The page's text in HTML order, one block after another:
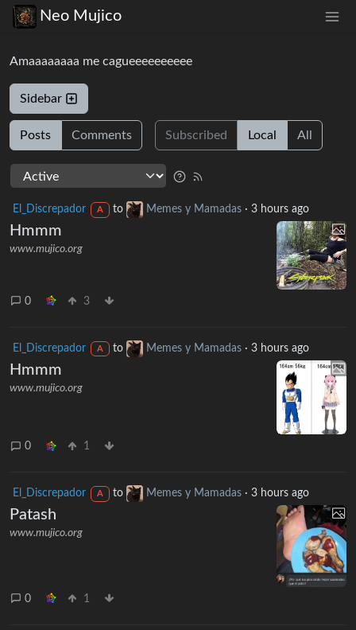
Neo Mujico
Amaaaaaaaa me cagueeeeeeeeee
Sidebar
Posts Comments Subscribed Local All
El_Discrepador A to Memes y Mamadas· 3 hours ago
Hmmm
www.mujico.org
0 3
El_Discrepador A to Memes y Mamadas· 3 hours ago
Hmmm
www.mujico.org
0 1
El_Discrepador A to Memes y Mamadas· 3 hours ago
Patash
www.mujico.org
0 1